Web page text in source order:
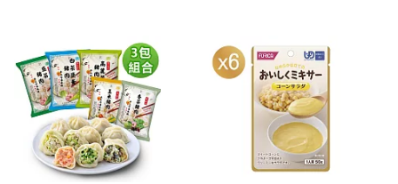
プレステージ出版(写真集)(6)
上海富爾億影視傳媒有限公司(6)
橡實文化(24)
湖南文藝出版社(24) 滾石(24)
音樂之橋(24)